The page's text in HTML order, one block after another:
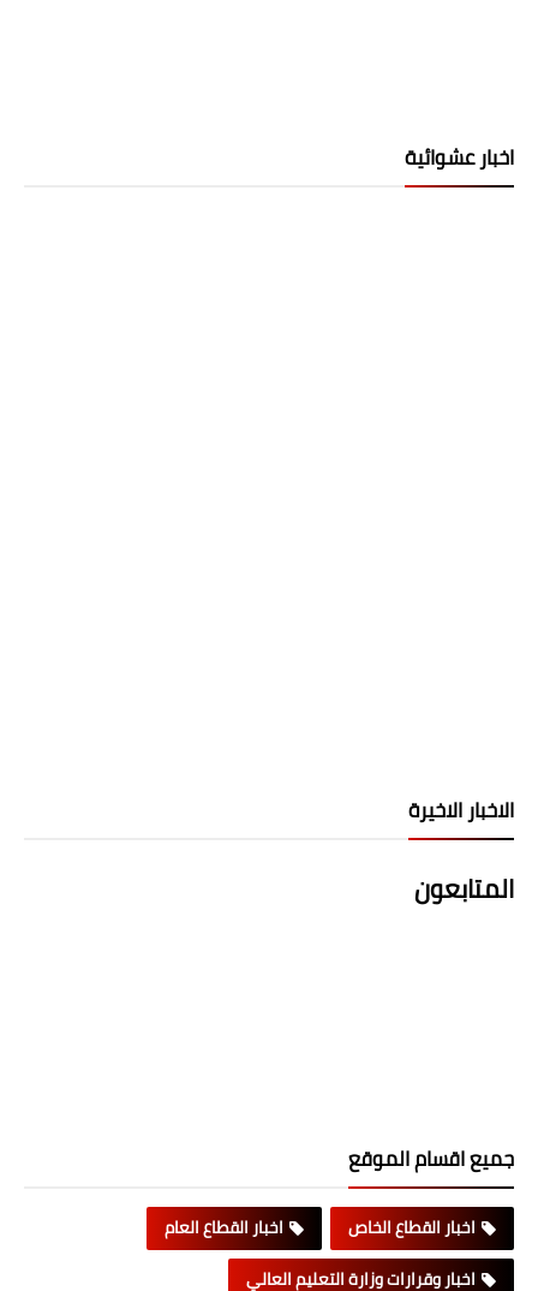
اخبار عشوائية
الاخبار الاخيرة
المتابعون
جميع اقسام الموقع
اخبار القطاع الخاص
اخبار القطاع العام
اخبار وقرارات وزارة التعليم العالي